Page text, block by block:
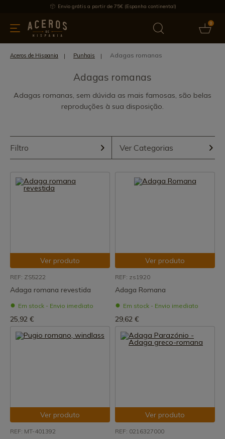
Envio grátis a partir de 75€ (Espanha continental)
0
& Utensílios de cozinha Oferece Últimas notícias
Aceros de Hispania Punhais Adagas romanas
Adagas romanas
Adagas romanas, sem dúvida as mais famosas, são belas
reproduções à sua disposição.
Filtro Ver Categorias
Ver produto
REF: ZS5222
Adaga romana revestida
Em stock - Envio imediato
25,92 €
Ver produto
REF: zs1920
Adaga Romana
Em stock - Envio imediato
29,62 €
Ver produto
REF: MT-401392
Ver produto
REF: 0216327000